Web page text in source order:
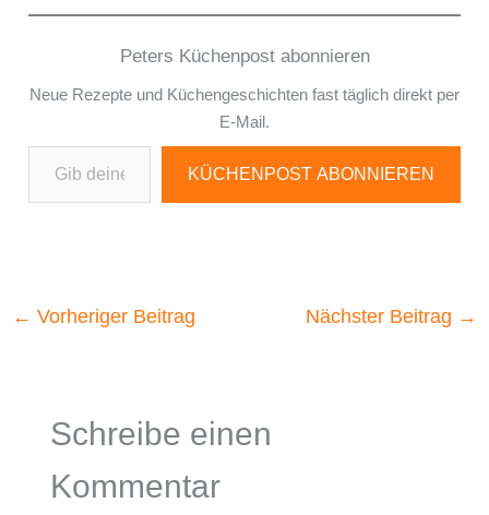
Peters Küchenpost abonnieren
Neue Rezepte und Küchengeschichten fast täglich direkt per
E-Mail.
Gib deine E-Mail-Adresse ein ...
KÜCHENPOST ABONNIEREN
← Vorheriger Beitrag Nächster Beitrag →
Schreibe einen
Kommentar